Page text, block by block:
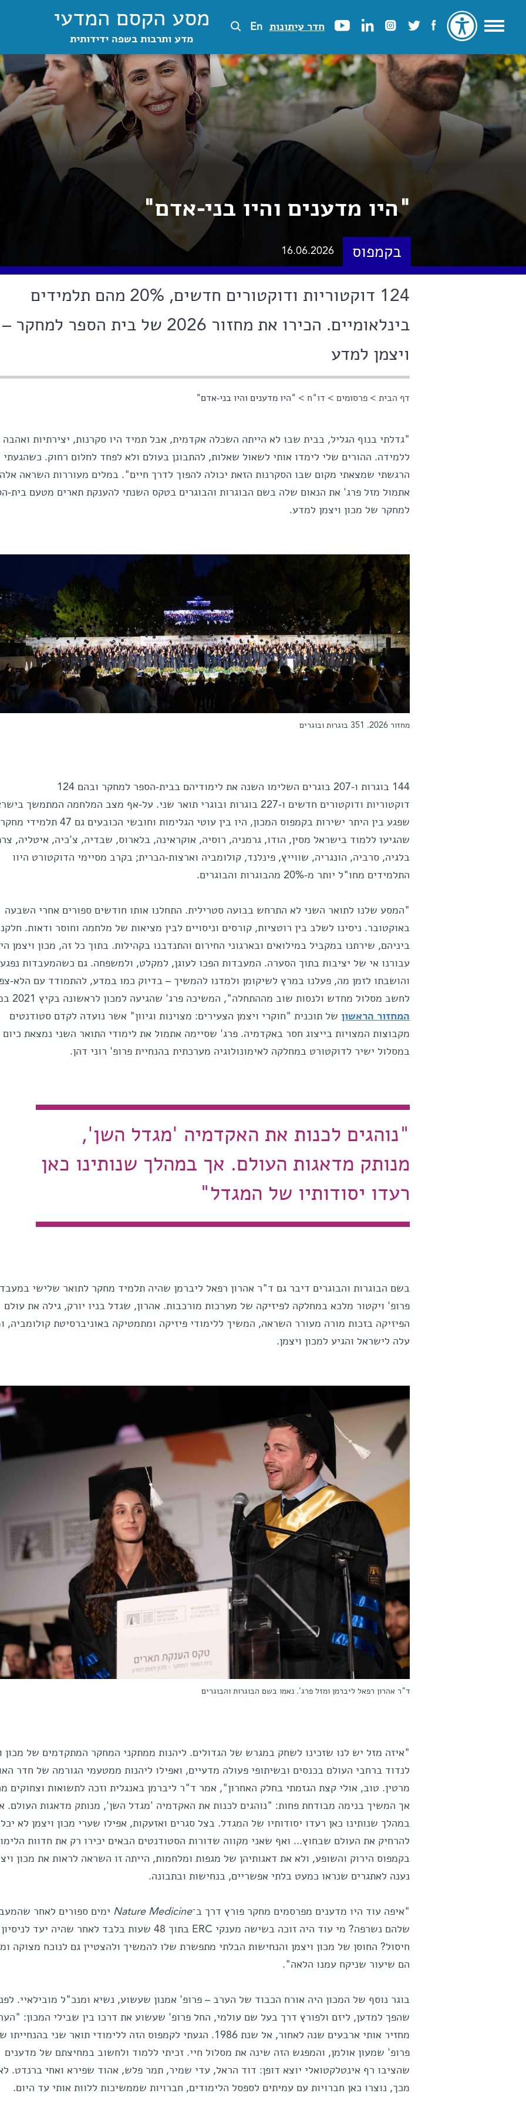
חדר עיתונות En מסע הקסם המדעי
מדע ותרבות בשפה ידידותית
"היו מדענים והיו בני-אדם"
בקמפוס 16.06.2026
124 דוקטוריות ודוקטורים חדשים, 20% מהם תלמידים
בינלאומיים. הכירו את מחזור 2026 של בית הספר
ויצמן למדע
הינך נמצא כאן
דף הבית >פרסומים > דו"ח > "היו מדענים והיו בני-אדם"
"גדלתי בנוף הגליל, בבית שבו לא הייתה השכלה אקדמית, אבל תמיד היו סקרנות, יצירתיות ואהבה
ללמידה. ההורים שלי לימדו אותי לשאול שאלות, להתבונן בעולם ולא לפחד לחלום רחוק. כשהגעתי
הרגשתי שמצאתי מקום שבו הסקרנות הזאת יכולה להפוך לדרך חיים". במלים מעוררות השראה
אתמול מזל פרג' את הנאום שלה בשם הבוגרות והבוגרים בטקס השנתי להענקת תארים מטעם בית-
למחקר של מכון ויצמן למדע.
מחזור 2026. 351 בוגרות ובוגרים
144 בוגרות ו-207 בוגרים השלימו השנה את לימודיהם בבית-הספר למחקר ובהם 124
דוקטוריות ודוקטורים חדשים ו-227 בוגרות ובוגרי תואר שני. על-אף מצב המלחמה המתמשך
שפגע בין היתר ישירות בקמפוס המכון, היו בין עוטי הגלימות
שהגיעו ללמוד בישראל מסין, הודו, גרמניה, רוסיה, אוקראינה, בלארוס, שבדיה, צ'כיה, איטליה,
בלגיה, סרביה, הונגריה, שווייץ, פינלנד, קולומביה וארצות-הברית; בקרב מסיימי הדוקטורט היוו
התלמידים מחו"ל יותר מ-20% מהבוגרות והבוגרים.
"המסע שלנו לתואר השני לא התרחש בבועה סטרילית. התחלנו אותו חודשים ספורים אחרי השבעה
באוקטובר. ניסינו לשלב בין רוטציות, קורסים וניסויים לבין מציאות של מלחמה וחוסר ודאות.
ביניהם, שירתנו במקביל במילואים ובארגוני החירום והתנדבנו בקהילות. בתוך כל זה, מכון ויצמן
עבורנו אי של יציבות בתוך הסערה. המעבדות הפכו לעוגן, למקלט, ולמשפחה. גם כשהמעבדות
והושבתו לזמן מה, פעלנו במרץ לשיקומן ולמדנו להמשיך – בדיוק כמו במדע, להתמודד עם הלא-
לחשב מסלול מחדש ולנסות שוב מההתחלה", המשיכה פרג' שהגיעה למכון לראשונה בקיץ 2021 במסגרת
המחזור הראשון של תוכנית "חוקרי ויצמן הצעירים: מצוינות וגיוון" אשר נועדה לקדם סטודנטים
מקבוצות המצויות בייצוג חסר באקדמיה. פרג' שסיימה אתמול את לימודי התואר השני נמצאת כיום
במסלול ישיר לדוקטורט במחלקה לאימונולוגיה מערכתית בהנחיית פרופ' רוני דהן.
"נוהגים לכנות את האקדמיה 'מגדל השן',
מנותק מדאגות העולם. אך במהלך שנותינו כאן
רעדו יסודותיו של המגדל"
בשם הבוגרות והבוגרים דיבר גם ד"ר אהרון רפאל ליברמן שהיה תלמיד מחקר לתואר שלישי
פרופ' ויקטור מלכא במחלקה לפיזיקה של מערכות מורכבות. אהרון, שגדל בניו יורק, גילה את עולם
הפיזיקה בזכות מורה מעורר השראה, המשיך ללימודי פיזיקה ומתמטיקה באוניברסיטת קולומביה,
עלה לישראל והגיע למכון ויצמן.
ד"ר אהרון רפאל ליברמן ומזל פרג'. נאמו בשם הבוגרות והבוגרים
"איזה מזל יש לנו שזכינו לשחק במגרש של הגדולים. ליהנות ממתקני המחקר המתקדמים של מכון
לנדוד ברחבי העולם בכנסים ובשיתופי פעולה מדעיים, ואפילו ליהנות ממטעמי הגורמה של חדר
מרטין. טוב, אולי קצת הגזמתי בחלק האחרון", אמר ד"ר ליברמן באנגלית וזכה לתשואות וצחוקים
אך המשיך בנימה מבודחת פחות: "נוהגים לכנות את האקדמיה 'מגדל השן', מנותק מדאגות העולם.
במהלך שנותינו כאן רעדו יסודותיו של המגדל. בצל סגרים ואזעקות, אפילו שערי מכון ויצמן לא
להרחיק את העולם שבחוץ... ואף שאני מקווה שדורות הסטודנטים הבאים יכירו רק את חדוות
בקמפוס הירוק והשופע, ולא את דאגותיהן של מגפות ומלחמות, הייתה זו השראה לראות את מכון
נענה לאתגרים שנראו כמעט בלתי אפשריים, בנחישות ובתבונה.
"איפה עוד היו מדענים מפרסמים מחקר פורץ דרך ב־Nature Medicine ימים ספורים לאחר
שלהם נשרפה? מי עוד היה זוכה בשישה מענקי ERC בתוך 48 שעות בלבד לאחר שהיה יעד לניסיון
חיסול? החוסן של מכון ויצמן והנחישות הבלתי מתפשרת שלו להמשיך ולהצטיין גם לנוכח מצוקה
הם שיעור שניקח עמנו הלאה".
בוגר נוסף של המכון היה אורח הכבוד של הערב – פרופ' אמנון שעשוע, נשיא ומנכ"ל מובילאיי.
שהפך למדען, ליזם ולפורץ דרך בעל שם עולמי, החל פרופ' שעשוע את דרכו בין שבילי המכון:
מחזיר אותי ארבעים שנה לאחור, אל שנת 1986. הגעתי לקמפוס הזה ללימודי תואר שני
פרופ' שמעון אולמן, והמפגש הזה שינה את מסלול חיי. זכיתי ללמוד ולחשוב במחיצתם של מדענים
שהציבו רף אינטלקטואלי יוצא דופן: דוד הראל, עדי שמיר, תמר פלש, אהוד שפירא ואחי ברנדט.
מכך, נוצרו כאן חברויות עם עמיתים לספסל הלימודים, חברויות שממשיכות ללוות אותי עד היום.